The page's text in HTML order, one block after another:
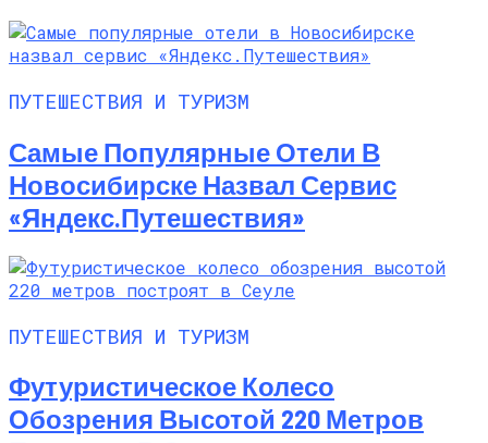
ПУТЕШЕСТВИЯ И ТУРИЗМ
Самые Популярные Отели В
Новосибирске Назвал Сервис
«Яндекс.Путешествия»
ПУТЕШЕСТВИЯ И ТУРИЗМ
Футуристическое Колесо
Обозрения Высотой 220 Метров